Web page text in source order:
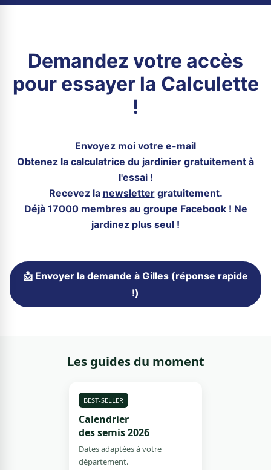
Demandez votre accès
pour essayer la Calculette
!
Envoyez moi votre e-mail
Obtenez la calculatrice du jardinier gratuitement à
l'essai !
Recevez la newslettergratuitement.
Déjà 17000 membres au groupe Facebook ! Ne
jardinez plus seul !
📩 Envoyer la demande à Gilles (réponse rapide
!)
Les guides du moment
BEST-SELLER
Calendrier
des semis 2026
Dates adaptées à votre
département.